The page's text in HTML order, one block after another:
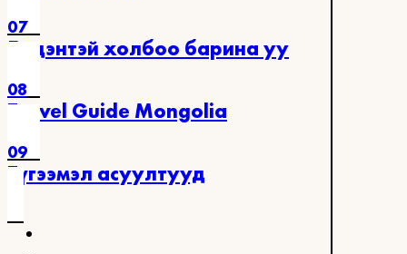
07
Бидэнтэй холбоо барина уу
08
Travel Guide Mongolia
09
Түгээмэл асуултууд